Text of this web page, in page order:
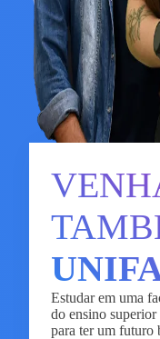
Estudar em uma
do ensino
para ter um futuro